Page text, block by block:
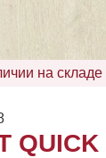
на складе